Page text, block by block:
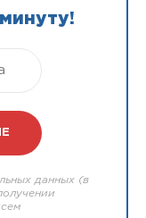
данных (в